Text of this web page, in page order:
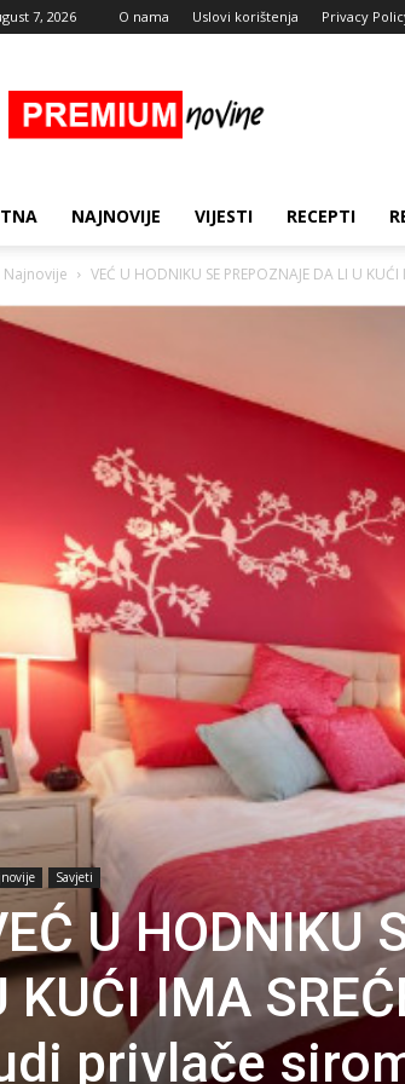
7, 2026 O nama Uslovi korištenja Privacy
Novine
NAJNOVIJE VIJESTI RECEPTI
Najnovije VEĆ U HODNIKU SE PREPOZNAJE DA LI U KUĆI
Savjeti
U HODNIKU
KUĆI IMA
privlače